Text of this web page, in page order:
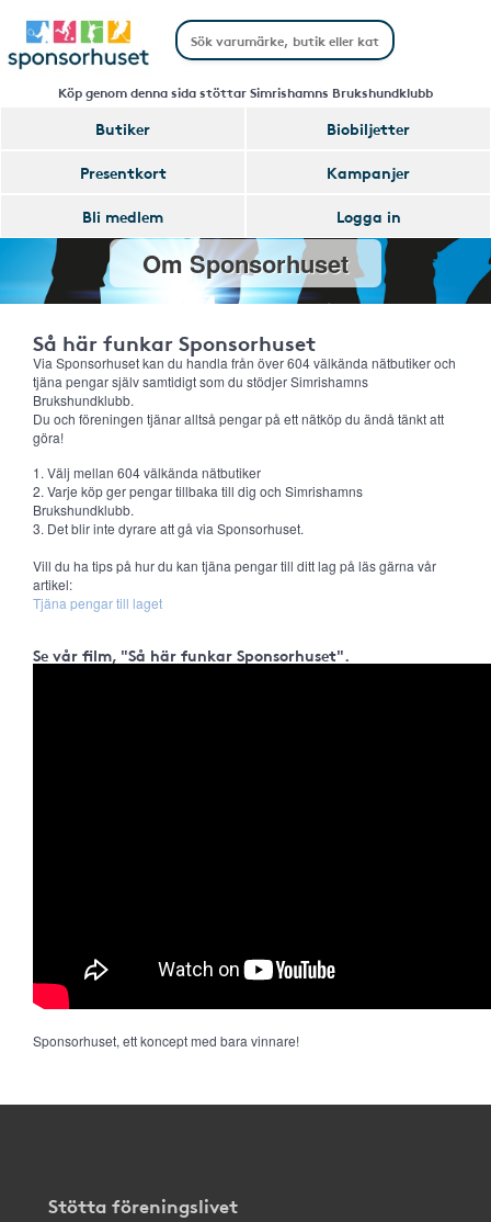
Köp genom denna sida stöttar Simrishamns Brukshundklubb
Butiker
Biobiljetter
Presentkort
Kampanjer
Bli medlem
Logga in
Om Sponsorhuset
Så här funkar Sponsorhuset
Via Sponsorhuset kan du handla från över 604 välkända nätbutiker och
tjäna pengar själv samtidigt som du stödjer Simrishamns
Brukshundklubb.
Du och föreningen tjänar alltså pengar på ett nätköp du ändå tänkt att
göra!
1. Välj mellan 604 välkända nätbutiker
2. Varje köp ger pengar tillbaka till dig och Simrishamns
Brukshundklubb.
3. Det blir inte dyrare att gå via Sponsorhuset.
Vill du ha tips på hur du kan tjäna pengar till ditt lag på läs gärna vår
artikel:
Tjäna pengar till laget
Se vår film, "Så här funkar Sponsorhuset".
Sponsorhuset, ett koncept med bara vinnare!
Stötta föreningslivet